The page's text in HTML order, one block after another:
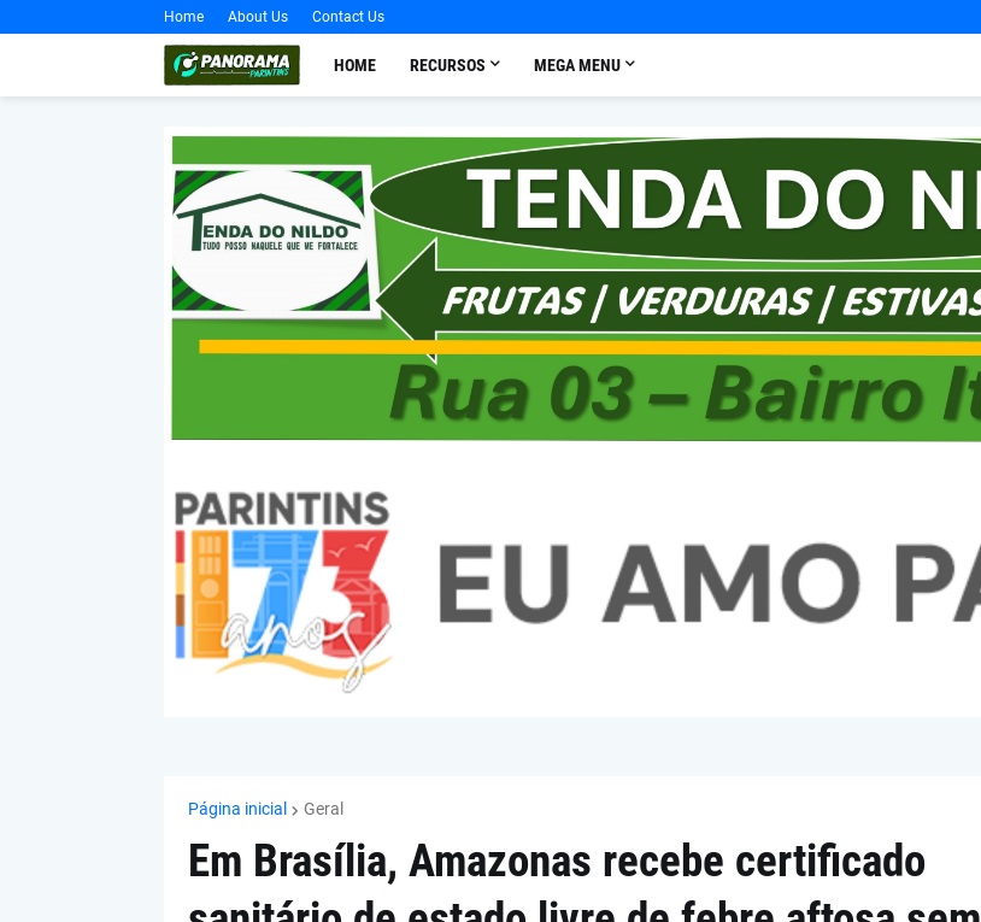
Home About Us Contact Us
HOME RECURSOS MEGA MENU
Página inicial Geral
Em Brasília, Amazonas recebe certificado